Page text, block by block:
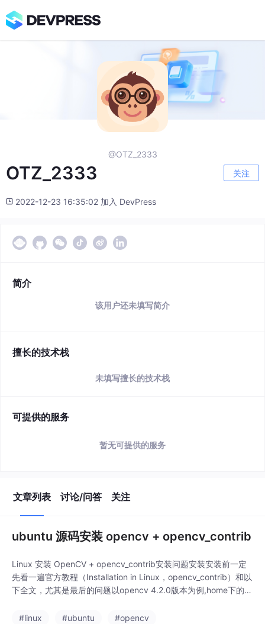
@OTZ_2333
OTZ_2333 关注
2022-12-23 16:35:02 加入 DevPress
简介
该用户还未填写简介
擅长的技术栈
未填写擅长的技术栈
可提供的服务
暂无可提供的服务
文章列表 讨论/问答 关注
ubuntu 源码安装 opencv + opencv_contrib
Linux 安装 OpenCV + opencv_contrib安装问题安装安装前一定
先看一遍官方教程（Installation in Linux，opencv_contrib）和以
下全文，尤其是最后的问题以opencv 4.2.0版本为例,home下的D
pencv_need三个文件夹，分别存放...
#linux #ubuntu #opencv